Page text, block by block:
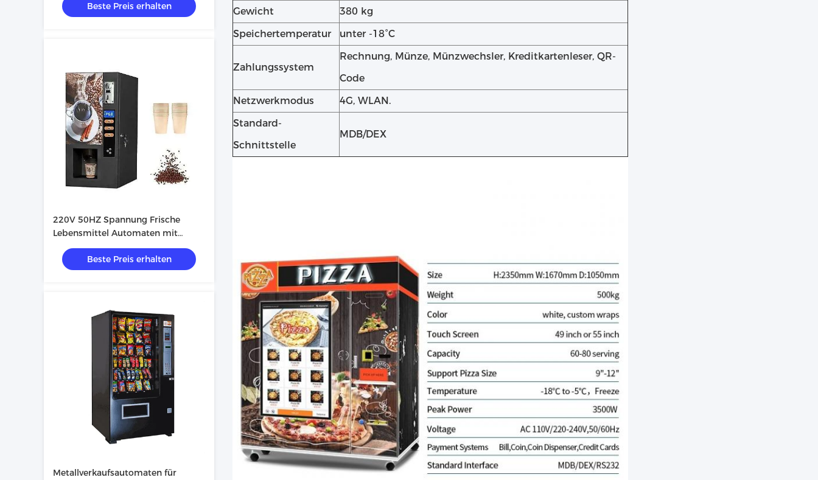
angepasstes Farbsticker
Beste Preis erhalten
220V 50HZ Spannung Frische
Lebensmittel Automaten mit
starker Metallkonstruktion
Beste Preis erhalten
Metallverkaufsautomaten für
Gewicht
380 kg
Speichertemperatur
unter -18°C
Zahlungssystem
Rechnung, Münze, Münzwechsler, Kreditkartenleser, QR-
Code
Netzwerkmodus
4G, WLAN.
Standard-
Schnittstelle
MDB/DEX